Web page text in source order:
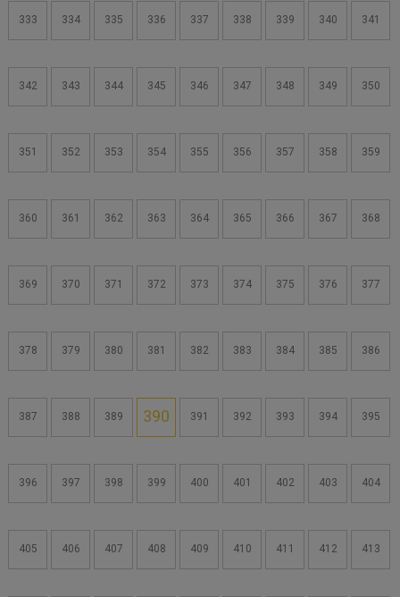
333 334 335 336 337 338 339 340 341
342 343 344 345 346 347 348 349 350
351 352 353 354 355 356 357 358 359
360 361 362 363 364 365 366 367 368
369 370 371 372 373 374 375 376 377
378 379 380 381 382 383 384 385 386
387 388 389 390 391 392 393 394 395
396 397 398 399 400 401 402 403 404
405 406 407 408 409 410 411 412 413